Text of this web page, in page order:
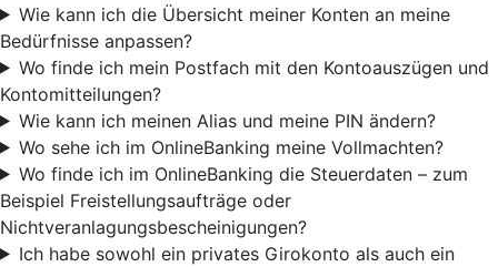
Wie kann ich die Übersicht meiner Konten an meine
Bedürfnisse anpassen?
Wo finde ich mein Postfach mit den Kontoauszügen und
Kontomitteilungen?
Wie kann ich meinen Alias und meine PIN ändern?
Wo sehe ich im OnlineBanking meine Vollmachten?
Wo finde ich im OnlineBanking die Steuerdaten – zum
Beispiel Freistellungsaufträge oder
Nichtveranlagungsbescheinigungen?
Ich habe sowohl ein privates Girokonto als auch ein